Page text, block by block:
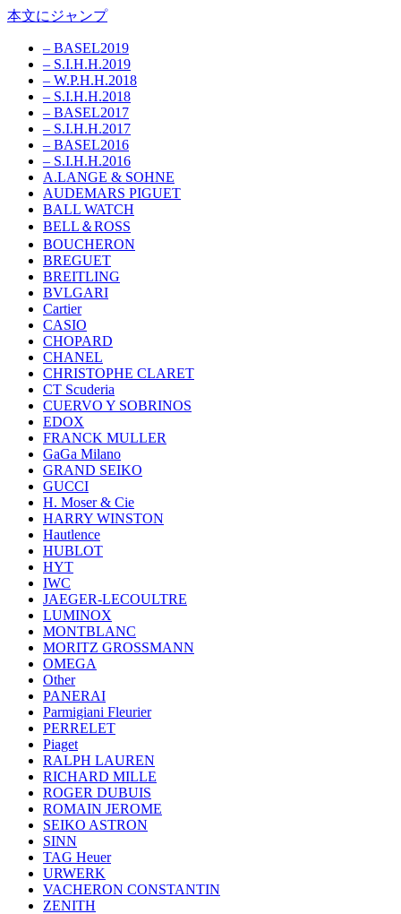
本文にジャンプ
– BASEL2019
– S.I.H.H.2019
– W.P.H.H.2018
– S.I.H.H.2018
– BASEL2017
– S.I.H.H.2017
– BASEL2016
– S.I.H.H.2016
A.LANGE & SOHNE
AUDEMARS PIGUET
BALL WATCH
BELL＆ROSS
BOUCHERON
BREGUET
BREITLING
BVLGARI
Cartier
CASIO
CHOPARD
CHANEL
CHRISTOPHE CLARET
CT Scuderia
CUERVO Y SOBRINOS
EDOX
FRANCK MULLER
GaGa Milano
GRAND SEIKO
GUCCI
H. Moser & Cie
HARRY WINSTON
Hautlence
HUBLOT
HYT
IWC
JAEGER-LECOULTRE
LUMINOX
MONTBLANC
MORITZ GROSSMANN
OMEGA
Other
PANERAI
Parmigiani Fleurier
PERRELET
Piaget
RALPH LAUREN
RICHARD MILLE
ROGER DUBUIS
ROMAIN JEROME
SEIKO ASTRON
SINN
TAG Heuer
URWERK
VACHERON CONSTANTIN
ZENITH